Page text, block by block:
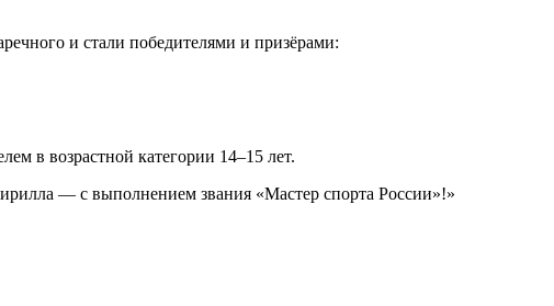
и стали победителями и призёрами:
в возрастной категории 14–15 лет.
— с выполнением звания «Мастер спорта России»!»